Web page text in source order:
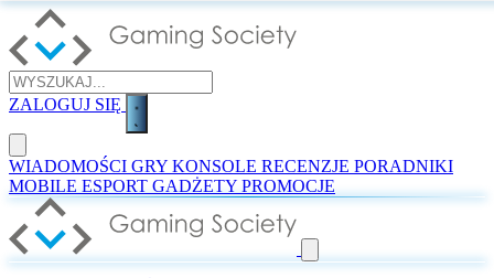
ZALOGUJ SIĘ
WIADOMOŚCI GRY KONSOLE RECENZJE PORADNIKI
MOBILE ESPORT GADŻETY PROMOCJE